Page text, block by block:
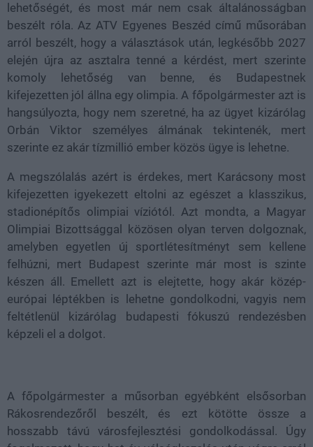
lehetőségét, és most már nem csak általánosságban
beszélt róla. Az ATV Egyenes Beszéd című műsorában
arról beszélt, hogy a választások után, legkésőbb 2027
elején újra az asztalra tenné a kérdést, mert szerinte
komoly lehetőség van benne, és Budapestnek
kifejezetten jól állna egy olimpia. A főpolgármester azt is
hangsúlyozta, hogy nem szeretné, ha az ügyet kizárólag
Orbán Viktor személyes álmának tekintenék, mert
szerinte ez akár tízmillió ember közös ügye is lehetne.
A megszólalás azért is érdekes, mert Karácsony most
kifejezetten igyekezett eltolni az egészet a klasszikus,
stadionépítős olimpiai víziótól. Azt mondta, a Magyar
Olimpiai Bizottsággal közösen olyan terven dolgoznak,
amelyben egyetlen új sportlétesítményt sem kellene
felhúzni, mert Budapest szerinte már most is szinte
készen áll. Emellett azt is elejtette, hogy akár közép-
európai léptékben is lehetne gondolkodni, vagyis nem
feltétlenül kizárólag budapesti fókuszú rendezésben
képzeli el a dolgot.
A főpolgármester a műsorban egyébként elsősorban
Rákosrendezőről beszélt, és ezt kötötte össze a
hosszabb távú városfejlesztési gondolkodással. Úgy